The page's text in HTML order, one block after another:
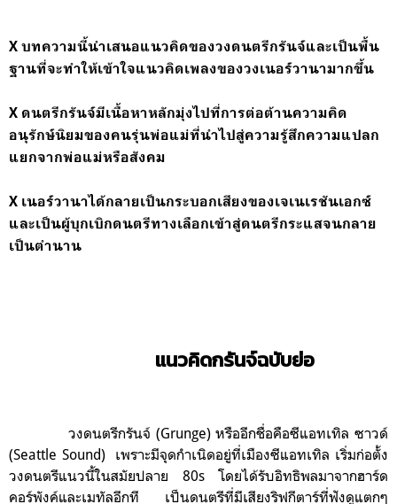
X บทความนี้นำเสนอแนวคิดของวงดนตรีกรันจ์และเป็นพื้น
ฐานที่จะทำให้เข้าใจแนวคิดเพลงของวงเนอร์วานามากขึ้น
X ดนตรีกรันจ์มีเนื้อหาหลักมุ่งไปที่การต่อต้านความคิด
อนุรักษ์นิยมของคนรุ่นพ่อแม่ที่นำไปสู่ความรู้สึกความแปลก
แยกจากพ่อแม่หรือสังคม
X เนอร์วานาได้กลายเป็นกระบอกเสียงของเจเนเรชันเอกซ์
และเป็นผู้บุกเบิกดนตรีทางเลือกเข้าสู่ดนตรีกระแสจนกลาย
เป็นตำนาน
แนวคิดกรันจ์ฉบับย่อ
วงดนตรีกรันจ์ (Grunge) หรืออีกชื่อคือซีแอทเทิล ซาวด์
(Seattle Sound) เพราะมีจุดกำเนิดอยู่ที่เมืองซีแอทเทิล เริ่มก่อตั้ง
วงดนตรีแนวนี้ในสมัยปลาย 80s โดยได้รับอิทธิพลมาจากฮาร์ด
คอร์พังค์และเมทัลอีกที เป็นดนตรีที่มีเสียงริฟกีตาร์ที่ฟังดูแตกๆ